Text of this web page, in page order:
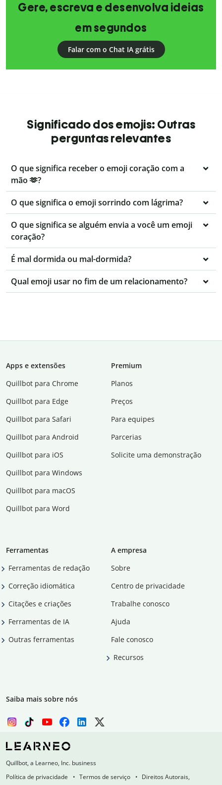
Gere, escreva e desenvolva ideias
em segundos
Falar com o Chat IA grátis
Significado dos emojis: Outras
perguntas relevantes
O que significa receber o emoji coração com a
mão 🫶?
O que significa o emoji sorrindo com lágrima?
O que significa se alguém envia a você um emoji
coração?
É mal dormida ou mal-dormida?
Qual emoji usar no fim de um relacionamento?
Apps e extensões
Quillbot para Chrome
Quillbot para Edge
Quillbot para Safari
Quillbot para Android
Quillbot para iOS
Quillbot para Windows
Quillbot para macOS
Quillbot para Word
Premium
Planos
Preços
Para equipes
Parcerias
Solicite uma demonstração
Ferramentas
Ferramentas de redação
Correção idiomática
Citações e criações
Ferramentas de IA
Outras ferramentas
A empresa
Sobre
Centro de privacidade
Trabalhe conosco
Ajuda
Fale conosco
Recursos
Saiba mais sobre nós
Quillbot, a Learneo, Inc. business
Política de privacidade
Termos de serviço
Direitos Autorais,